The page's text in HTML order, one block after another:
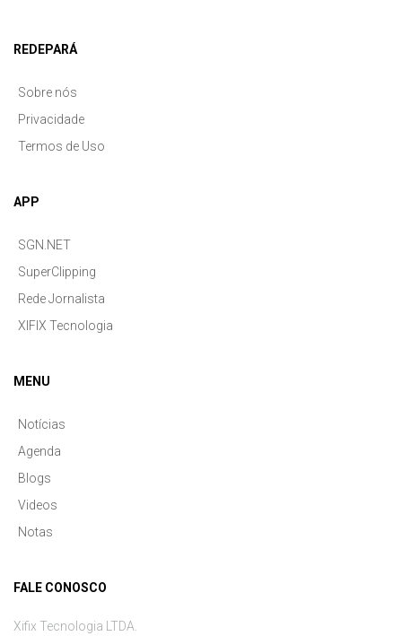
REDEPARÁ
Sobre nós
Privacidade
Termos de Uso
APP
SGN.NET
SuperClipping
Rede Jornalista
XIFIX Tecnologia
MENU
Notícias
Agenda
Blogs
Videos
Notas
FALE CONOSCO
Xifix Tecnologia LTDA.